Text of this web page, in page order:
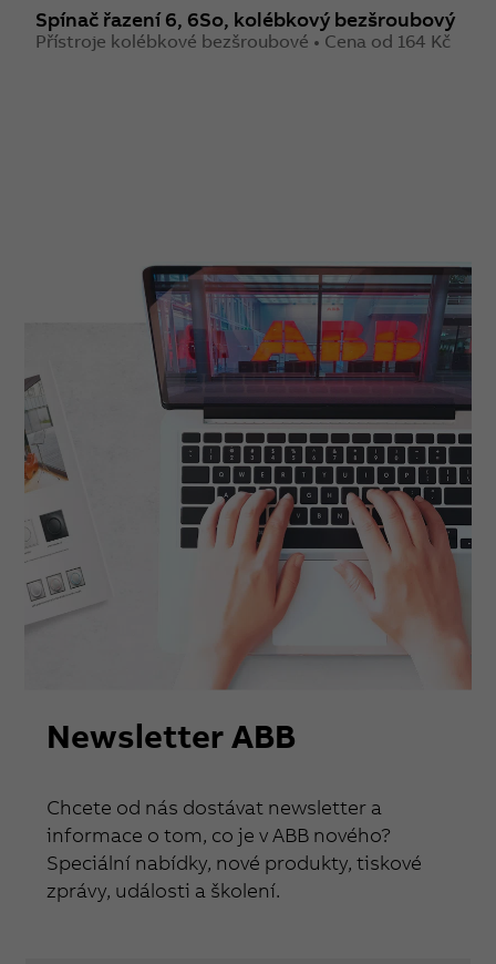
Spínač řazení 6, 6So, kolébkový bezšroubový
Přístroje kolébkové bezšroubové • Cena od 164 Kč
Newsletter ABB
Chcete od nás dostávat newsletter a
informace o tom, co je v ABB nového?
Speciální nabídky, nové produkty, tiskové
zprávy, události a školení.